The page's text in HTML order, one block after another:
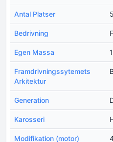
Antal Platser 5
Bedrivning
Egen Massa
Framdrivningssytemets
Arkitektur
Generation
Karosseri
Modifikation (motor)